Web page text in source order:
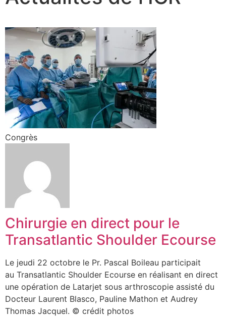
Congrès
Chirurgie en direct pour le
Transatlantic Shoulder Ecourse
Le jeudi 22 octobre le Pr. Pascal Boileau participait
au Transatlantic Shoulder Ecourse en réalisant en direct
une opération de Latarjet sous arthroscopie assisté du
Docteur Laurent Blasco, Pauline Mathon et Audrey
Thomas Jacquel. © crédit photos